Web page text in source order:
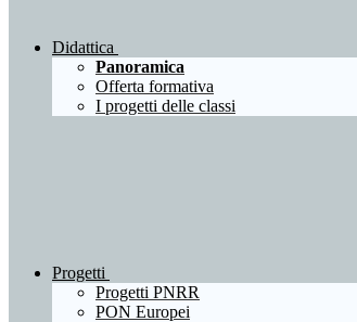
Didattica
Panoramica
Offerta formativa
I progetti delle classi
Progetti
Progetti PNRR
PON Europei